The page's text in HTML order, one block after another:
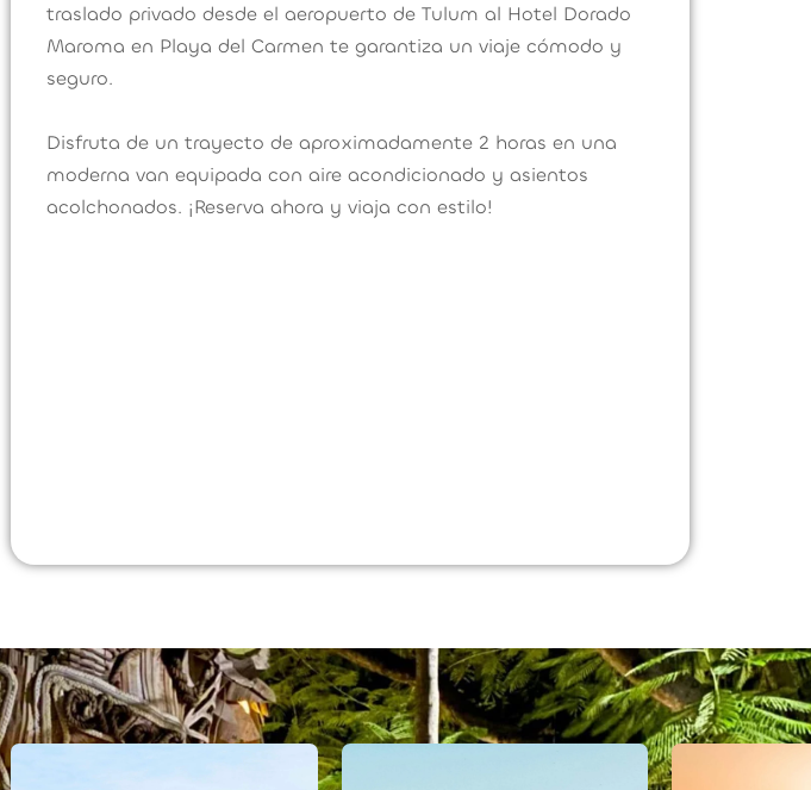
traslado privado desde el aeropuerto de Tulum al Hotel Dorado
Maroma en Playa del Carmen te garantiza un viaje cómodo y
seguro.
Disfruta de un trayecto de aproximadamente 2 horas en una
moderna van equipada con aire acondicionado y asientos
acolchonados. ¡Reserva ahora y viaja con estilo!